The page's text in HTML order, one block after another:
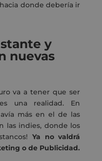
donde debería ir
y
nuevas
va a tener que ser
una realidad. En
más en el de las
las indies, donde los
Ya no valdrá
o de Publicidad.